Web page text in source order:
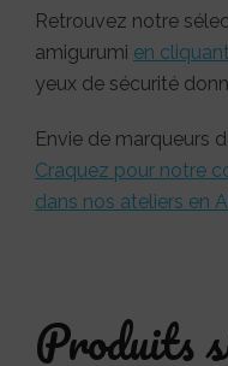
Retrouvez notre
amigurumi en
yeux de sécurité
Envie de marqueurs
Craquez pour notre
dans nos ateliers en
Produits